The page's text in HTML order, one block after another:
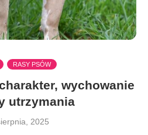
RASY PSÓW
wychowanie
utrzymania
2025